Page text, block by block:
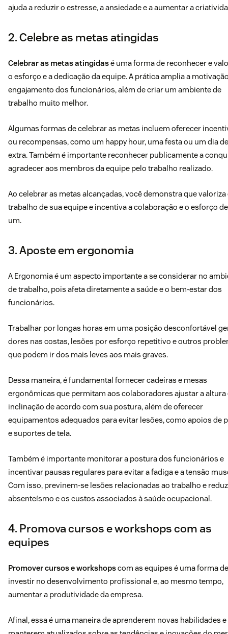
ajuda a reduzir o estresse, a ansiedade e a aumentar a
2. Celebre as metas atingidas
Celebrar as metas atingidasé uma forma de reconhecer e
o esforço e a dedicação da equipe. A prática amplia a
engajamento dos funcionários, além de criar um ambiente de
trabalho muito melhor.
Algumas formas de celebrar as metas incluem oferecer
ou recompensas, como um happy hour, uma festa ou um dia
extra. Também é importante reconhecer publicamente a
agradecer aos membros da equipe pelo trabalho realizado.
Ao celebrar as metas alcançadas, você demonstra que valoriza
trabalho de sua equipe e incentiva a colaboração e o esforço
um.
3. Aposte em ergonomia
A Ergonomia é um aspecto importante a se considerar no
de trabalho, pois afeta diretamente a saúde e o bem-estar dos
funcionários.
Trabalhar por longas horas em uma posição desconfortável
dores nas costas, lesões por esforço repetitivo e outros
que podem ir dos mais leves aos mais graves.
Dessa maneira, é fundamental fornecer cadeiras e mesas
ergonômicas que permitam aos colaboradores ajustar a altura
inclinação de acordo com sua postura, além de oferecer
equipamentos adequados para evitar lesões, como apoios de
e suportes de tela.
Também é importante monitorar a postura dos funcionários e
incentivar pausas regulares para evitar a fadiga e a tensão
Com isso, previnem-se lesões relacionadas ao trabalho e
absenteísmo e os custos associados à saúde ocupacional.
4. Promova cursos e workshops com as
equipes
Promover cursos e workshopscom as equipes é uma forma de
investir no desenvolvimento profissional e, ao mesmo tempo,
aumentar a produtividade da empresa.
Afinal, essa é uma maneira de aprenderem novas habilidades e